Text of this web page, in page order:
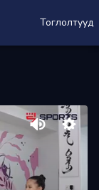
Тоглолтууд